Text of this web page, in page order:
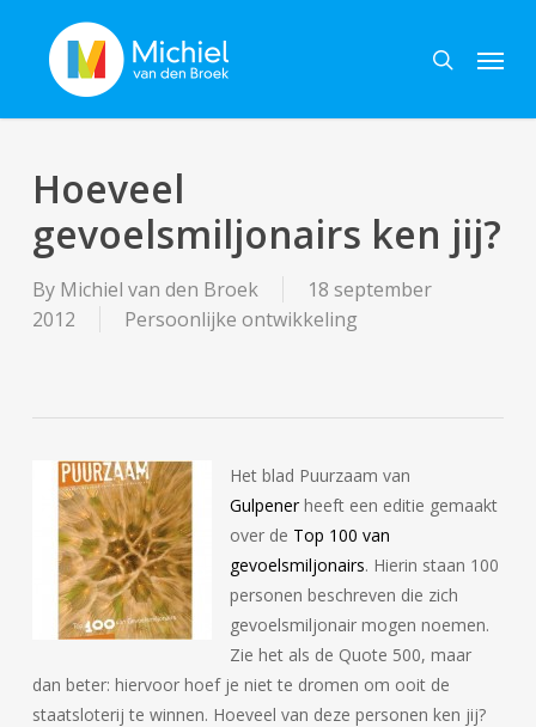
search
Menu
Hoeveel
gevoelsmiljonairs ken jij?
By Michiel van den Broek
18 september
2012
Persoonlijke ontwikkeling
Het blad Puurzaam van
Gulpenerheeft een editie gemaakt
over de Top 100 van
gevoelsmiljonairs. Hierin staan 100
personen beschreven die zich
gevoelsmiljonair mogen noemen.
Zie het als de Quote 500, maar
dan beter: hiervoor hoef je niet te dromen om ooit de
staatsloterij te winnen. Hoeveel van deze personen ken jij?